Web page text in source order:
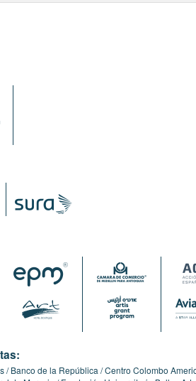
Banco de la República Centro Colombo